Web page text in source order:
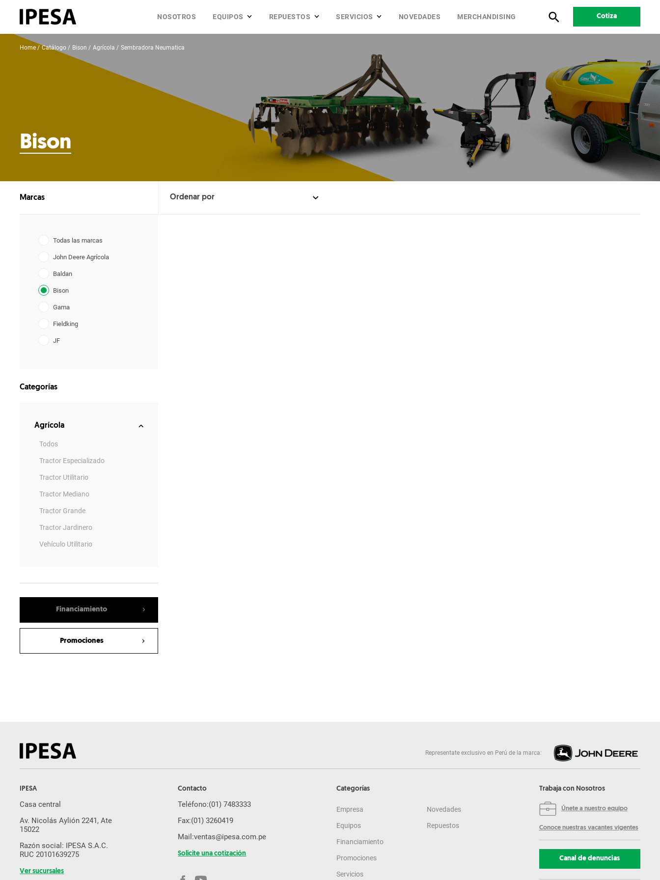
NOSOTROS EQUIPOS REPUESTOS SERVICIOS NOVEDADES MERCHANDISING Cotiza
Home Catálogo Bison Agrícola Sembradora Neumatica
Bison
Marcas
Todas las marcas
John Deere Agrícola
Baldan
Bison
Gama
Fieldking
JF
Categorías
Agrícola
Todos
Tractor Especializado
Tractor Utilitario
Tractor Mediano
Tractor Grande
Tractor Jardinero
Vehículo Utilitario
Empacadora
Sembradora Neumatica
Cosechadora De Caña
Rastra
Cosechadora De Forraje
Financiamiento
Promociones
Representate exclusivo en Perú de la marca:
IPESA
Casa central
Av. Nicolás Aylión 2241, Ate
15022
Razón social: IPESA S.A.C.
RUC 20101639275
Ver sucursales
Contacto
Teléfono:(01) 7483333
Fax:(01) 3260419
Mail:ventas@ipesa.com.pe
Solicite una cotización
Categorías
Empresa
Equipos
Financiamiento
Promociones
Servicios
Novedades
Repuestos
Trabaja con Nosotros
Únete a nuestro equipo
Conoce nuestras vacantes vigentes
Canal de denuncias